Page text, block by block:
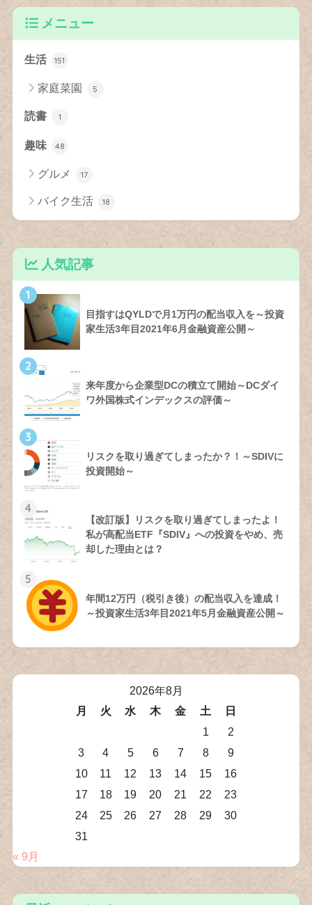
メニュー
生活 151
家庭菜園 5
読書 1
趣味 48
グルメ 17
バイク生活 18
人気記事
1
目指すはQYLDで月1万円の配当収入を～投資
家生活3年目2021年6月金融資産公開～
2
来年度から企業型DCの積立て開始～DCダイ
ワ外国株式インデックスの評価～
3
リスクを取り過ぎてしまったか？！～SDIVに
投資開始～
4
【改訂版】リスクを取り過ぎてしまったよ！
私が高配当ETF『SDIV』への投資をやめ、売
却した理由とは？
5
年間12万円（税引き後）の配当収入を達成！
～投資家生活3年目2021年5月金融資産公開～
2026年8月
月
火 水 木 金 土
日
1
2
3
4 5 6 7 8
9
10
11 12 13 14 15
16
17
18 19 20 21 22
23
24
25 26 27 28 29
30
31
« 9月